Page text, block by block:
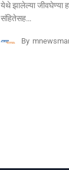
येथे झालेल्या जीवघेण्या
संहितेसह…
By